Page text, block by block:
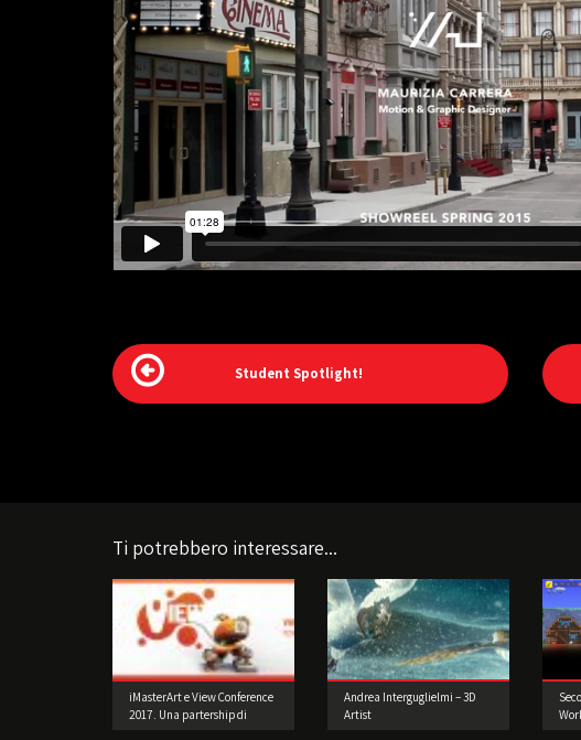
Student Spotlight!
Ti potrebbero interessare...
iMasterArt e View Conference
2017. Una partership di
Andrea Interguglielmi – 3D
Artist